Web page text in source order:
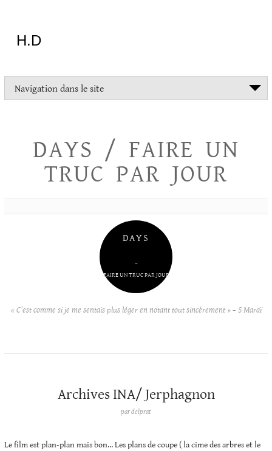
H.D
Navigation dans le site
DAYS / FAIRE UN
TRUC PAR JOUR
DAYS
–
FAIRE UN TRUC PAR JOUR
« C’est comme si je me sentais plus léger en notant tout sincèrement » – S Maraï
Archives INA/ Jerphagnon
pardelprat
Le film est plan-plan mais bon… Les plans de coupe ( la cime des arbres et le